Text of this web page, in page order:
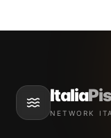
Italia
NETWORK